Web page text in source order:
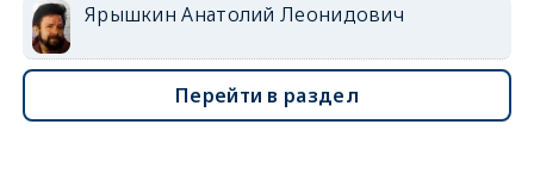
Ярышкин Анатолий Леонидович
Перейти в раздел